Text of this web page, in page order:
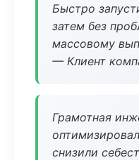
Быстро
затем без
массовому
— Клиент
Грамотная
снизили